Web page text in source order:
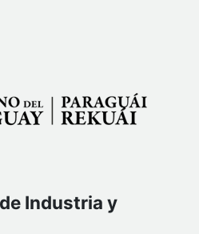
Industria y